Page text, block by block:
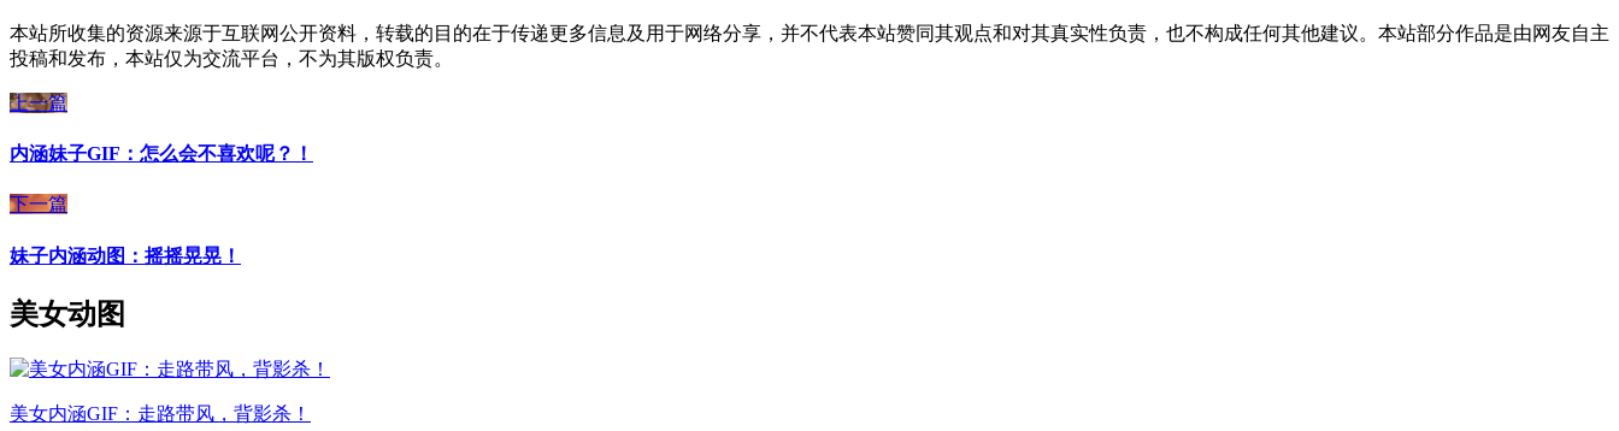
本站所收集的资源来源于互联网公开资料，转载的目的在于传递更多信息及用于网络分享，并不代表本站赞同其观点和对其真实性负责，也不构成任何其他建议。本站部分作品是由网友自主
投稿和发布，本站仅为交流平台，不为其版权负责。
上一篇
内涵妹子GIF：怎么会不喜欢呢？！
下一篇
妹子内涵动图：摇摇晃晃！
美女动图
美女内涵GIF：走路带风，背影杀！